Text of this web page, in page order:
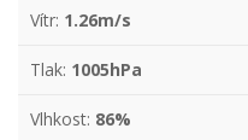
Vítr: 1.26m/s
Tlak: 1005hPa
Vlhkost: 86%